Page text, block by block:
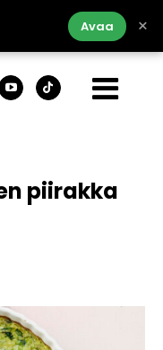
Avaa ×
piirakka